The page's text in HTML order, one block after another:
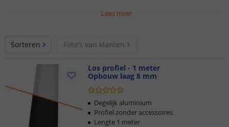
Lees meer
Sorteren Foto's van klanten
Los profiel - 1 meter
Opbouw laag 8 mm
Degelijk aluminium
Profiel zonder accessoires
Lengte 1 meter